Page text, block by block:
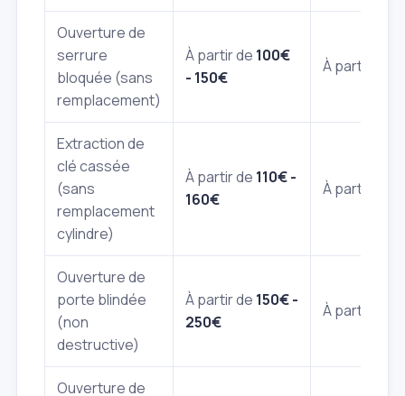
Ouverture de
serrure
bloquée (sans
remplacement)
À partir de 100€
- 150€
À partir de
Extraction de
clé cassée
(sans
remplacement
cylindre)
À partir de 110€ -
160€
À partir de
Ouverture de
porte blindée
(non
destructive)
À partir de 150€ -
250€
À partir de
Ouverture de